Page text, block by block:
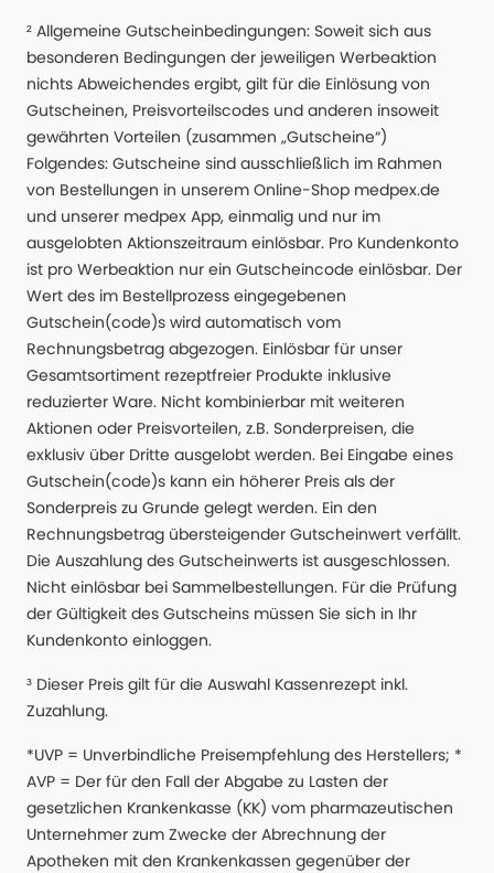
² Allgemeine Gutscheinbedingungen: Soweit sich aus
besonderen Bedingungen der jeweiligen Werbeaktion
nichts Abweichendes ergibt, gilt für die Einlösung von
Gutscheinen, Preisvorteilscodes und anderen insoweit
gewährten Vorteilen (zusammen „Gutscheine“)
Folgendes: Gutscheine sind ausschließlich im Rahmen
von Bestellungen in unserem Online-Shop medpex.de
und unserer medpex App, einmalig und nur im
ausgelobten Aktionszeitraum einlösbar. Pro Kundenkonto
ist pro Werbeaktion nur ein Gutscheincode einlösbar. Der
Wert des im Bestellprozess eingegebenen
Gutschein(code)s wird automatisch vom
Rechnungsbetrag abgezogen. Einlösbar für unser
Gesamtsortiment rezeptfreier Produkte inklusive
reduzierter Ware. Nicht kombinierbar mit weiteren
Aktionen oder Preisvorteilen, z.B. Sonderpreisen, die
exklusiv über Dritte ausgelobt werden. Bei Eingabe eines
Gutschein(code)s kann ein höherer Preis als der
Sonderpreis zu Grunde gelegt werden. Ein den
Rechnungsbetrag übersteigender Gutscheinwert verfällt.
Die Auszahlung des Gutscheinwerts ist ausgeschlossen.
Nicht einlösbar bei Sammelbestellungen. Für die Prüfung
der Gültigkeit des Gutscheins müssen Sie sich in Ihr
Kundenkonto einloggen.
³ Dieser Preis gilt für die Auswahl Kassenrezept inkl.
Zuzahlung.
*UVP = Unverbindliche Preisempfehlung des Herstellers; *
AVP = Der für den Fall der Abgabe zu Lasten der
gesetzlichen Krankenkasse (KK) vom pharmazeutischen
Unternehmer zum Zwecke der Abrechnung der
Apotheken mit den Krankenkassen gegenüber der